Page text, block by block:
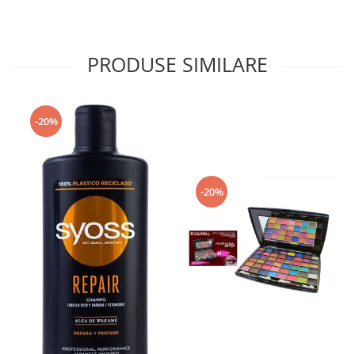
Ingrijire Bebelusi
Suplimente Bebelusi
Lenjerii
Ingrijire Bebelusi
Scutece Huggies
Scutece Happy
Scutece Pampers Bebelusi
Balsam Rufe Bebelusi
Servetele Umede Bebelusi
Suplimente Bebelusi
PRODUSE SIMILARE
-20%
-20%